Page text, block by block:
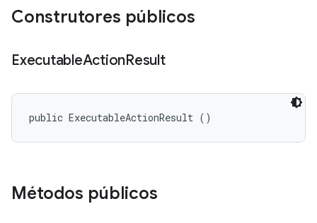
Construtores públicos
ExecutableActionResult
public ExecutableActionResult ()
Métodos públicos